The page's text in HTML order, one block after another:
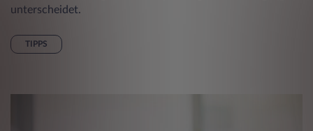
unterscheidet.
TIPPS